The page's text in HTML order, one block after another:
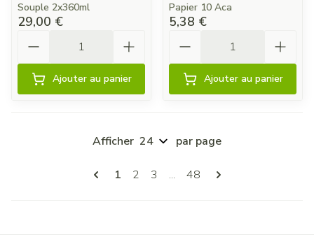
Souple 2x360ml
29,00 €
Ajouter au panier
Papier 10 Aca
5,38 €
Ajouter au panier
Pages
Vous lisez actuellement la page
1 Page
2 Page
3 ... Page
48
Afficher par page